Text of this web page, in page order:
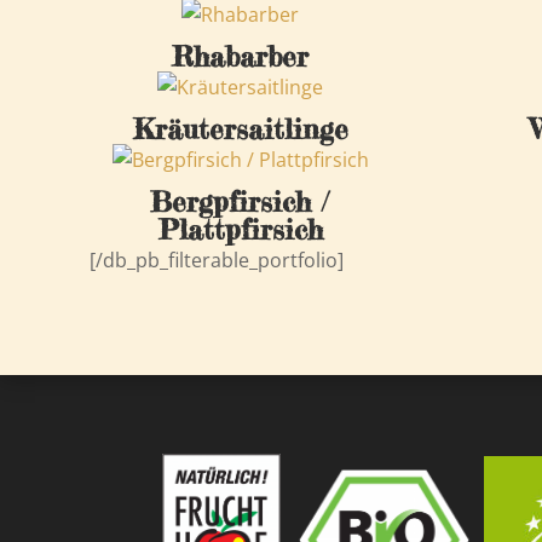
Rhabarber
Kräutersaitlinge
Bergpfirsich /
Plattpfirsich
[/db_pb_filterable_portfolio]